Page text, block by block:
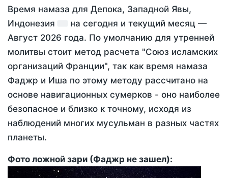
Время намаза для Депока, Западной Явы,
Индонезия
на сегодня и текущий месяц —
Август 2026 года. По умолчанию для утренней
молитвы стоит метод расчета "Союз исламских
организаций Франции", так как время намаза
Фаджр и Иша по этому методу рассчитано на
основе навигационных сумерков - оно наиболее
безопасное и близко к точному, исходя из
наблюдений многих мусульман в разных частях
планеты.
Фото ложной зари (Фаджр не зашел):